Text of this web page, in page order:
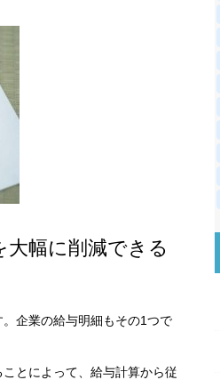
幅に削減できる
企業の給与明細もその1つで
とによって、給与計算から従